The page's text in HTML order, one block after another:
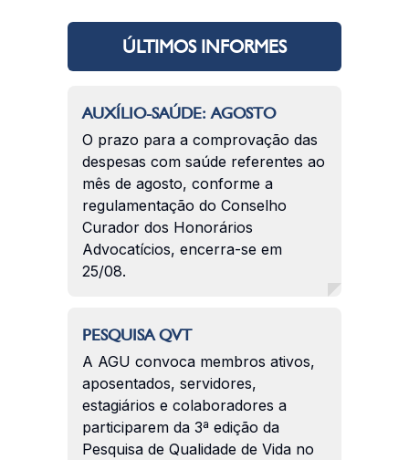
ÚLTIMOS INFORMES
AUXÍLIO-SAÚDE: AGOSTO
O prazo para a comprovação das
despesas com saúde referentes ao
mês de agosto, conforme a
regulamentação do Conselho
Curador dos Honorários
Advocatícios, encerra-se em
25/08.
PESQUISA QVT
A AGU convoca membros ativos,
aposentados, servidores,
estagiários e colaboradores a
participarem da 3ª edição da
Pesquisa de Qualidade de Vida no